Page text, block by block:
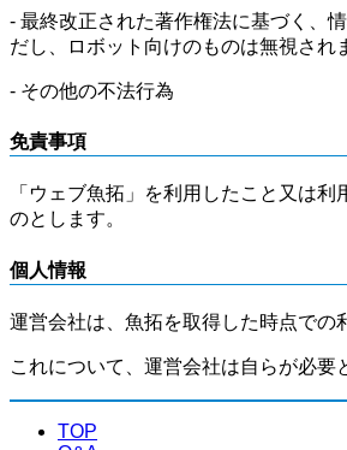
- 最終改正された著作権法に基づく、
だし、ロボット向けのものは無視され
- その他の不法行為
免責事項
「ウェブ魚拓」を利用したこと又は
のとします。
個人情報
運営会社は、魚拓を取得した時点での
これについて、運営会社は自らが必要
TOP